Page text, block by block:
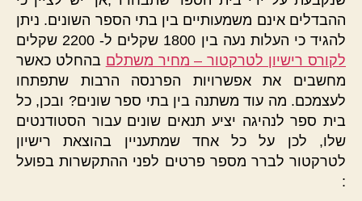
ההבדלים אינם משמעותיים בין בתי הספר השונים. ניתן
להגיד כי העלות נעה בין 1800 שקלים ל- 2200 שקלים
לקורס רישיון לטרקטור – מחיר משתלם בהחלט כאשר
מחשבים את אפשרויות הפרנסה הרבות שתפתחו
לעצמכם. מה עוד משתנה בין בתי ספר שונים? ובכן, כל
בית ספר לנהיגה יציע תנאים שונים עבור הסטודנטים
שלו, לכן על כל אחד שמתעניין בהוצאת רישיון
לטרקטור לברר מספר פרטים לפני ההתקשרות בפועל
: